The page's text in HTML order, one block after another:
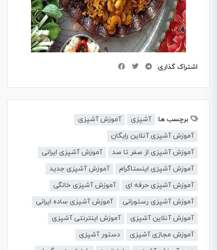
اشتراک گذاری:
برچسب ها: آشپزی
آموزش آشپزی
آموزش آشپزی آنلاین رایگان
آموزش آشپزی از صفر تا صد
آموزش آشپزی ایرانی
آموزش آشپزی اینستاگرام
آموزش آشپزی جدید
آموزش آشپزی حرفه ای
آموزش آشپزی خانگی
آموزش آشپزی رستورانی
آموزش آشپزی ساده ایرانی
آموزش آنلاین آشپزی
آموزش اینترنتی آشپزی
آموزش مجازی آشپزی
دستور آشپزی